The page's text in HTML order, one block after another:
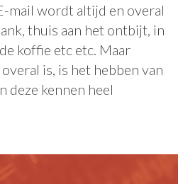
mail wordt altijd en overal
thuis aan het ontbijt, in
koffie etc etc. Maar
is, is het hebben van
deze kennen heel